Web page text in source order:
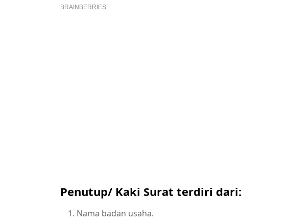
Penutup/ Kaki Surat terdiri dari:
Nama badan usaha.